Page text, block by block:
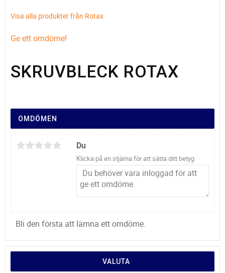
Visa alla produkter från Rotax
Ge ett omdöme!
SKRUVBLECK ROTAX
OMDÖMEN
Du
Klicka på en stjärna för att sätta ditt betyg
Bli den första att lämna ett omdöme.
VALUTA